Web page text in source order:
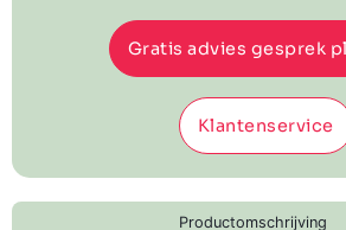
Gratis advies gesprek
Klantenservice
Productomschrijving